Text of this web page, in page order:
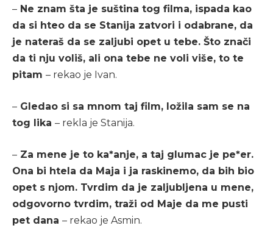
– Ne znam šta je suština tog filma, ispada kao
da si hteo da se Stanija zatvori i odabrane, da
je nateraš da se zaljubi opet u tebe. Što znači
da ti nju voliš, ali ona tebe ne voli više, to te
pitam – rekao je Ivan.
– Gledao si sa mnom taj film, ložila sam se na
tog lika – rekla je Stanija.
– Za mene je to ka*anje, a taj glumac je pe*er.
Ona bi htela da Maja i ja raskinemo, da bih bio
opet s njom. Tvrdim da je zaljubljena u mene,
odgovorno tvrdim, traži od Maje da me pusti
pet dana – rekao je Asmin.